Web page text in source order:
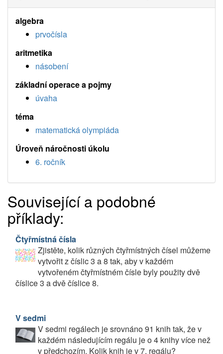
algebra
prvočísla
aritmetika
násobení
základní operace a pojmy
úvaha
téma
matematická olympiáda
Úroveň náročnosti úkolu
6. ročník
Související a podobné
příklady:
Čtyřmístná čísla
Zjistěte, kolik různých čtyřmístných čísel můžeme
vytvořit z číslic 3 a 8 tak, aby v každém
vytvořeném čtyřmístném čísle byly použity dvě
číslice 3 a dvě číslice 8.
V sedmi
V sedmi regálech je srovnáno 91 knih tak, že v
každém následujícím regálu je o 4 knihy více než
v předchozím. Kolik knih je v 7. regálu?